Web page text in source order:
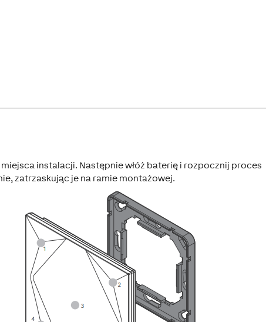
instalacji. Następnie włóż baterię i rozpocznij proces
zatrzaskując je na ramie montażowej.